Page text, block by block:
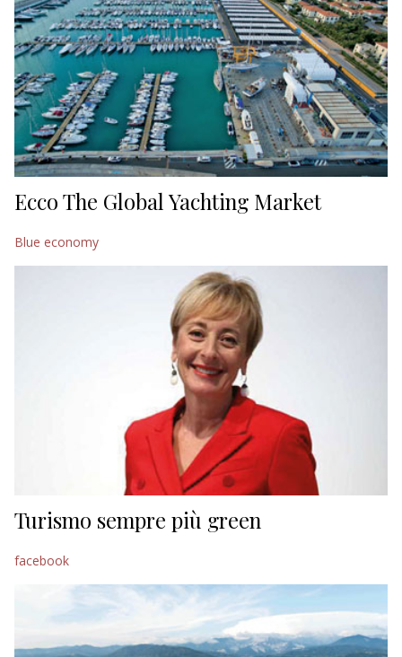
Ecco The Global Yachting Market
Blue economy
Turismo sempre più green
facebook